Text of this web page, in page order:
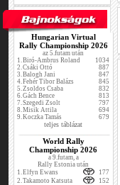
Hungarian Virtual
Rally Championship 2026
az 5.futam után
1.Biró-Ambrus Roland
1034
2.Csáki Ottó
887
3.Balogh Jani
847
4.Fehér Tibor Balázs
845
5.Zsoldos Csaba
832
6.Gách Bence
813
7.Szegedi Zsolt
797
8.Misik Attila
694
9.Koczka Tamás 679
teljes táblázat
World Rally
Championship 2026
a 9.futam, a
Rally Estonia után
1.Elfyn Ewans
177
2.Takamoto Katsuta
152